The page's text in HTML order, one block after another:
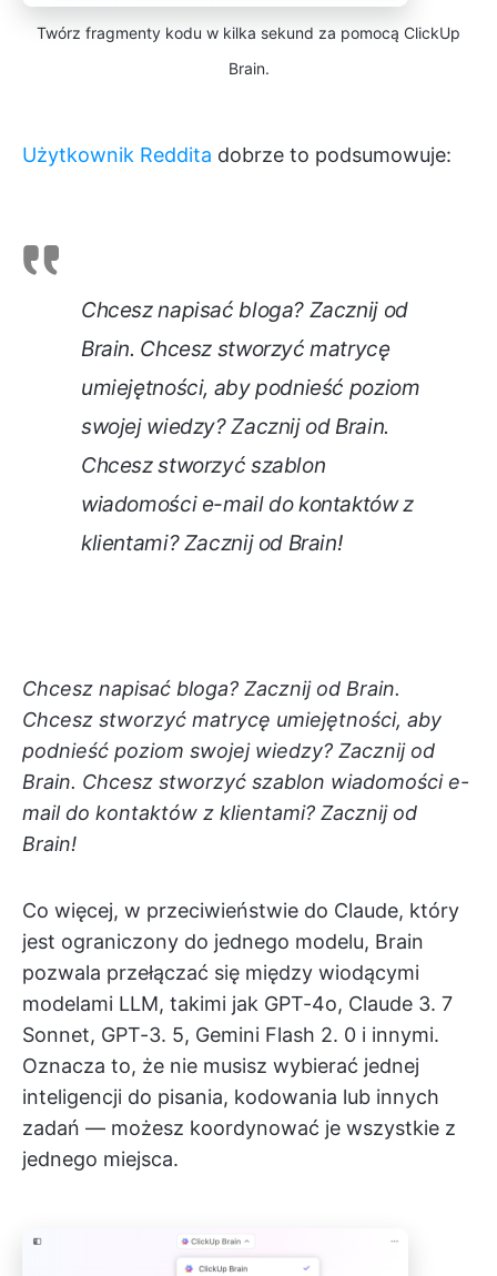
Twórz fragmenty kodu w kilka sekund za pomocą ClickUp
Brain.
Użytkownik Reddita dobrze to podsumowuje:
Chcesz napisać bloga? Zacznij od
Brain. Chcesz stworzyć matrycę
umiejętności, aby podnieść poziom
swojej wiedzy? Zacznij od Brain.
Chcesz stworzyć szablon
wiadomości e-mail do kontaktów z
klientami? Zacznij od Brain!
Chcesz napisać bloga? Zacznij od Brain.
Chcesz stworzyć matrycę umiejętności, aby
podnieść poziom swojej wiedzy? Zacznij od
Brain. Chcesz stworzyć szablon wiadomości e-
mail do kontaktów z klientami? Zacznij od
Brain!
Co więcej, w przeciwieństwie do Claude, który
jest ograniczony do jednego modelu, Brain
pozwala przełączać się między wiodącymi
modelami LLM, takimi jak GPT-4o, Claude 3. 7
Sonnet, GPT-3. 5, Gemini Flash 2. 0 i innymi.
Oznacza to, że nie musisz wybierać jednej
inteligencji do pisania, kodowania lub innych
zadań — możesz koordynować je wszystkie z
jednego miejsca.